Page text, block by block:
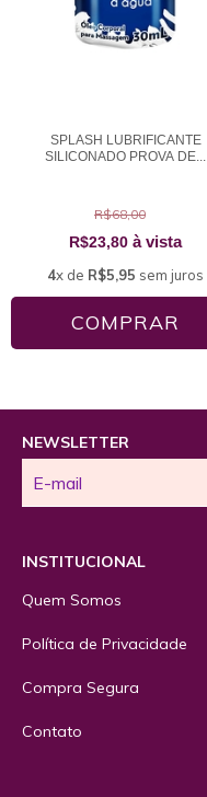
SPLASH LUBRIFICANTE
SILICONADO PROVA DE...
R$68,00
R$23,80 à vista
4x de R$5,95 sem juros
NEWSLETTER
INSTITUCIONAL
Quem Somos
Política de Privacidade
Compra Segura
Contato